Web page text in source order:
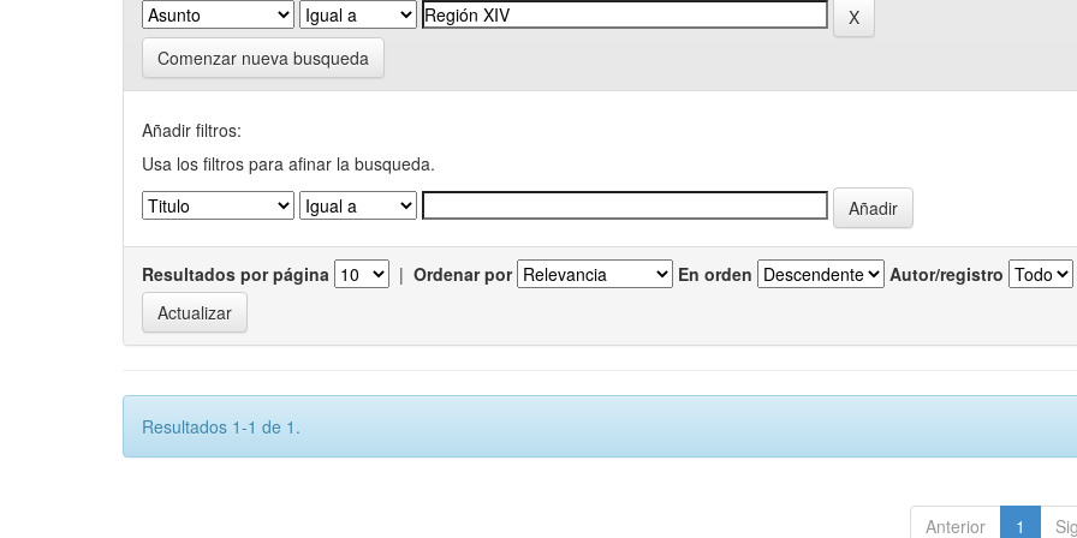
Comenzar nueva busqueda
Añadir filtros:
Usa los filtros para afinar la busqueda.
Resultados por página | Ordenar por En orden Autor/registro
Resultados 1-1 de 1.
Anterior 1